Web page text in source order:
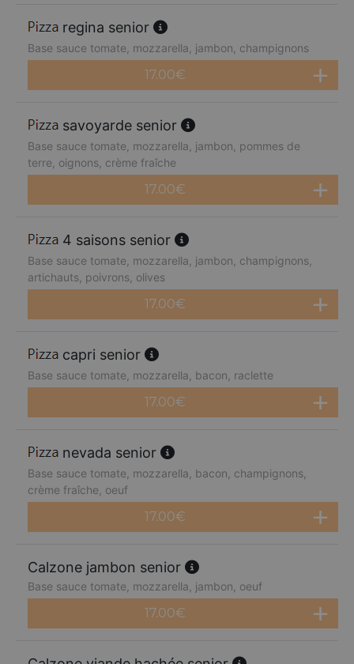
regina senior
Base sauce tomate, mozzarella, jambon, champignons
17.00€
savoyarde senior
Base sauce tomate, mozzarella, jambon, pommes de
terre, oignons, crème fraîche
17.00€
4 saisons senior
Base sauce tomate, mozzarella, jambon, champignons,
artichauts, poivrons, olives
17.00€
capri senior
Base sauce tomate, mozzarella, bacon, raclette
17.00€
nevada senior
Base sauce tomate, mozzarella, bacon, champignons,
crème fraîche, oeuf
17.00€
Calzone jambon senior
Base sauce tomate, mozzarella, jambon, oeuf
17.00€